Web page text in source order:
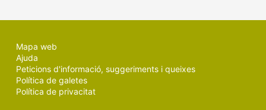
Mapa web
Ajuda
Peticions d'informació, suggeriments i queixes
Política de galetes
Política de privacitat